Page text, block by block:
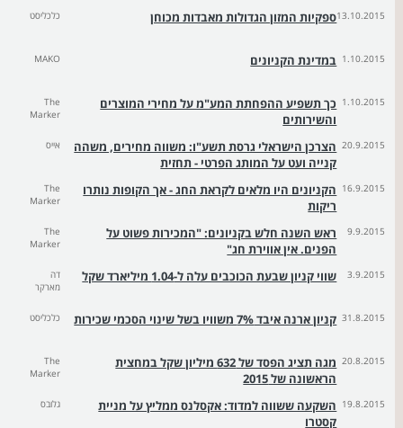
13.10.2015ספקיות המזון הגדולות מאבדות מכוחן כלכליסט
1.10.2015 במדינת הקניונים MAKO
1.10.2015 כך תשפיע ההפחתת המע"מ על מחירי המוצרים
והשירותים
The
Marker
20.9.2015 הצרכן הישראלי גרסת תשע"ו: משווה מחירים, משהה
קנייה ועט על המותג הפרטי - תחזית
אייס
16.9.2015 הקניונים היו מלאים לקראת החג - אך הקופות נותרו
ריקות
The
Marker
9.9.2015
ראש השנה חלש בקניונים: "המכירות פשוט על
הפנים. אין אווירת חג"
The
Marker
3.9.2015 שווי קניון שבעת הכוכבים עלה ל-1.04 מיליארד שקל
דה
מארקר
31.8.2015 קניון ארנה איבד 7% משוויו בשל שינוי הסכמי שכירות כלכליסט
20.8.2015
מגה תציג הפסד של 632 מיליון שקל במחצית
הראשונה של 2015
The
Marker
19.8.2015 השקעה ששווה למדוד: אקסלנס ממליץ על מניית
קסטרו
גלובס